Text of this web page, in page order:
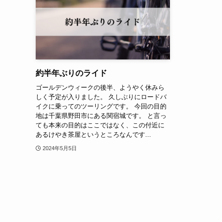
約半年ぶりのライド
ゴールデンウィークの後半、ようやく休みら
しく予定が入りました。 久しぶりにロードバ
イクに乗ってのツーリングです。 今回の目的
地は千葉県野田市にある関宿城です。 と言っ
ても本来の目的はここではなく、この付近に
あるけやき茶屋というところなんです...
2024年5月5日